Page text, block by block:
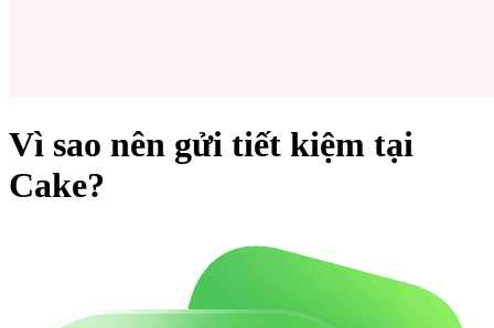
Vì sao nên gửi tiết kiệm tại
Cake?